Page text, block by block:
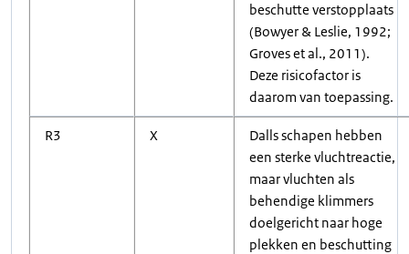
beschutte verstopplaats
(Bowyer & Leslie, 1992;
Groves et al., 2011).
Deze risicofactor is
daarom van toepassing.
R3 X
Dalls schapen hebben
een sterke vluchtreactie,
maar vluchten als
behendige klimmers
doelgericht naar hoge
plekken en beschutting